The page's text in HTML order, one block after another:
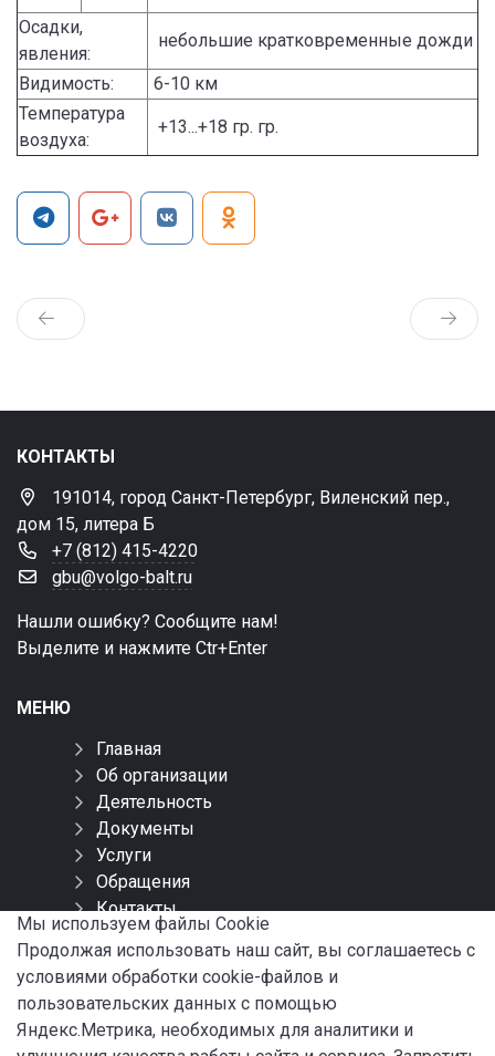
Осадки,
явления:
небольшие кратковременные дожди
Видимость:
6-10 км
Температура
воздуха:
+13...+18 гр. гр.
КОНТАКТЫ
191014, город Санкт-Петербург, Виленский пер.,
дом 15, литера Б
+7 (812) 415-4220
gbu@volgo-balt.ru
Нашли ошибку? Сообщите нам!
Выделите и нажмите Ctr+Enter
МЕНЮ
Главная
Об организации
Деятельность
Документы
Услуги
Обращения
Контакты
Карта сайта
СОЦИАЛЬНЫЕ СЕТИ
Мы используем файлы Сookie
Продолжая использовать наш сайт, вы соглашаетесь с
условиями обработки cookie-файлов и
пользовательских данных с помощью
Яндекс.Метрика, необходимых для аналитики и